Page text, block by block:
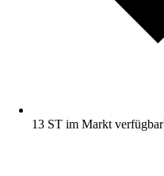
13 ST im Markt verfügbar